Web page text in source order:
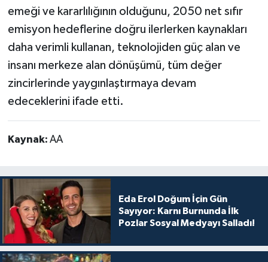
emeği ve kararlılığının olduğunu, 2050 net sıfır
emisyon hedeflerine doğru ilerlerken kaynakları
daha verimli kullanan, teknolojiden güç alan ve
insanı merkeze alan dönüşümü, tüm değer
zincirlerinde yaygınlaştırmaya devam
edeceklerini ifade etti.
Kaynak: AA
Eda Erol Doğum İçin Gün
Sayıyor: Karnı Burnunda İlk
Pozlar Sosyal Medyayı Salladı!